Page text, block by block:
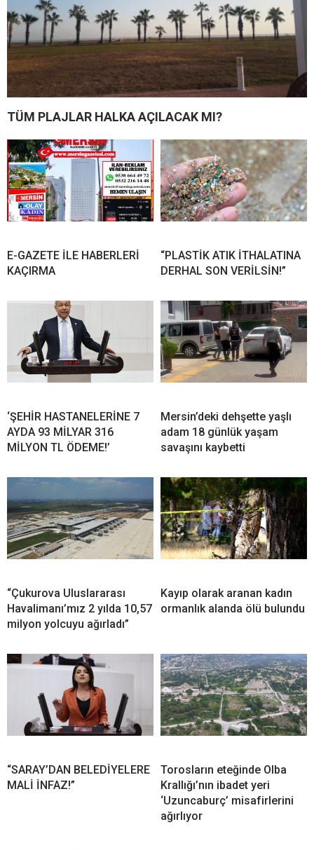
TÜM PLAJLAR HALKA AÇILACAK MI?
E-GAZETE İLE HABERLERİ
KAÇIRMA
“PLASTİK ATIK İTHALATINA
DERHAL SON VERİLSİN!”
‘ŞEHİR HASTANELERİNE 7
AYDA 93 MİLYAR 316
MİLYON TL ÖDEME!’
Mersin’deki dehşette yaşlı
adam 18 günlük yaşam
savaşını kaybetti
“Çukurova Uluslararası
Havalimanı’mız 2 yılda 10,57
milyon yolcuyu ağırladı”
Kayıp olarak aranan kadın
ormanlık alanda ölü bulundu
“SARAY’DAN BELEDİYELERE
MALİ İNFAZ!”
Torosların eteğinde Olba
Krallığı’nın ibadet yeri
‘Uzuncaburç’ misafirlerini
ağırlıyor